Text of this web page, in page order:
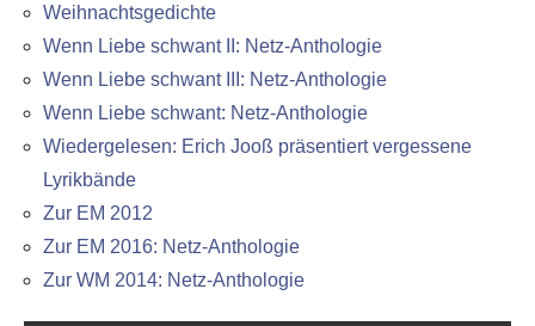
Weihnachtsgedichte
Wenn Liebe schwant II: Netz-Anthologie
Wenn Liebe schwant III: Netz-Anthologie
Wenn Liebe schwant: Netz-Anthologie
Wiedergelesen: Erich Jooß präsentiert vergessene
Lyrikbände
Zur EM 2012
Zur EM 2016: Netz-Anthologie
Zur WM 2014: Netz-Anthologie